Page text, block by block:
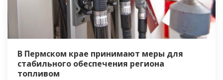
В Пермском крае принимают меры для
стабильного обеспечения региона
топливом